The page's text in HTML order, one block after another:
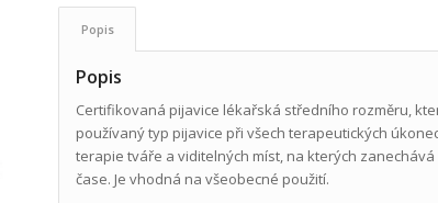
Popis
Popis
Certifikovaná pijavice lékařská středního rozměru,
používaný typ pijavice při všech terapeutických
terapie tváře a viditelných míst, na kterých
čase. Je vhodná na všeobecné použití.